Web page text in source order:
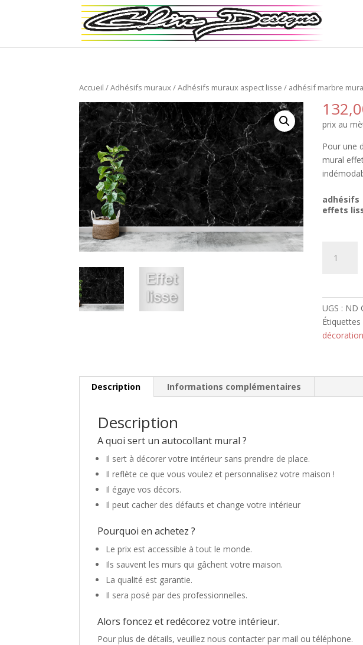
Accueil /Adhésifs muraux/Adhésifs muraux aspect lisse / adhésif marbre
prix au
Pour une
mural
adhésifs
effets
aspect
lisse
UGS : ND
Étiquettes
décoration
Description Informations complémentaires
Description
A quoi sert un autocollant mural ?
Il sert à décorer votre intérieur sans prendre de place.
Il reflète ce que vous voulez et personnalisez votre maison !
Il égaye vos décors.
Il peut cacher des défauts et change votre intérieur
Pourquoi en achetez ?
Le prix est accessible à tout le monde.
Ils sauvent les murs qui gâchent votre maison.
La qualité est garantie.
Il sera posé par des professionnelles.
Alors foncez et redécorez votre intérieur.
Pour plus de détails, veuillez nous contacter par mail ou téléphone.